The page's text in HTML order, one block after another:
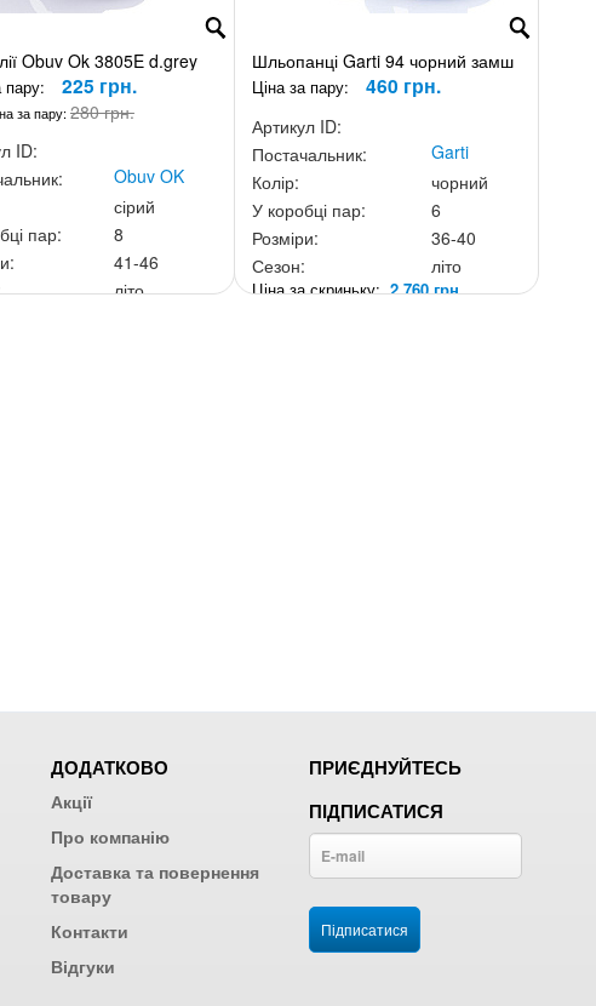
Obuv Ok 3805E d.grey
пару: 225 грн.
за пару: 280 грн.
ID:
Obuv OK
сірий
пар:
8
41-46
літо
Шльопанці Garti 94 чорний замш
Ціна за пару: 460 грн.
Артикул ID:
Постачальник:
Garti
Колір:
чорний
У коробці пар:
6
Розміри:
36-40
Сезон:
літо
Ціна за скриньку:2 760 грн.
ДОДАТКОВО
Акції
Про компанію
Доставка та повернення
товару
Контакти
Відгуки
ПРИЄДНУЙТЕСЬ
ПІДПИСАТИСЯ